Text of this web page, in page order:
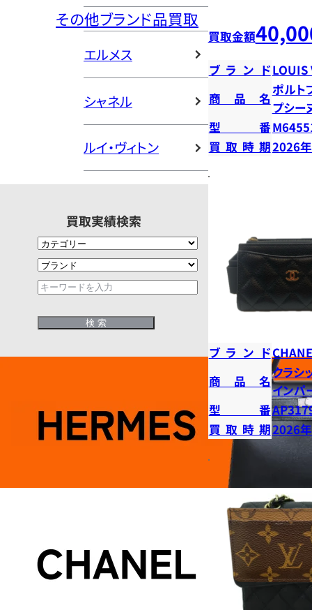
その他ブランド品買取
エルメス
シャネル
ルイ・ヴィトン
買取実績検索
買取金額
ブランドLOUIS
商品名
ポルト
プシー
型番
買取時期2026
ブランド
商品名
クラシ
インパ
型番
買取時期2026